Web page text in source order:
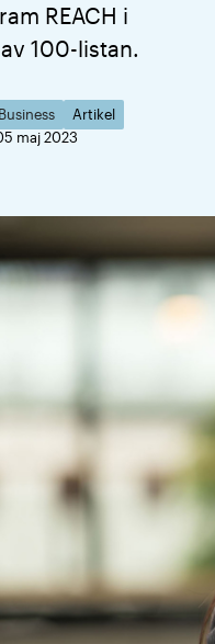
REACH i
100-listan.
Artikel
maj 2023
IVA samtida
att inom överskådlig
att hitta
fortsatt utveckling
forskning.